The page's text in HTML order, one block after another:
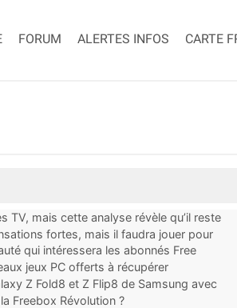
FORUM ALERTES INFOS CARTE
TV, mais cette analyse révèle qu’il reste
fortes, mais il faudra jouer pour
qui intéressera les abonnés Free
jeux PC offerts à récupérer
Z Fold8 et Z Flip8 de Samsung avec
Freebox Révolution ?